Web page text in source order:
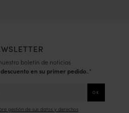
boletín de noticias
descuento en su primer pedido. .*
gestión de sus datos y derechos